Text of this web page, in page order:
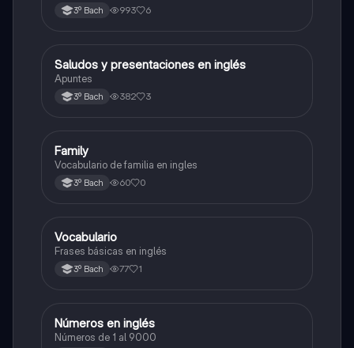
3º Bach 993 6
Inglés
Saludos y presentaciones en inglés
Apuntes
3º Bach 382 3
Inglés
Family
Vocabulario de familia en ingles
3º Bach 60 0
Inglés
Vocabulario
Frases básicas en inglés
3º Bach 77 1
Inglés
Números en inglés
Números de 1 al 9000